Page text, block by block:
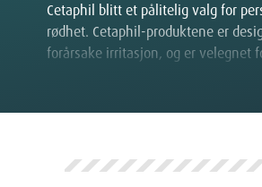
Cetaphil blitt et pålitelig valg for
rødhet. Cetaphil-produktene er
forårsake irritasjon, og er velegnet
Hvorfor velge
på sensitiv og problemhud.